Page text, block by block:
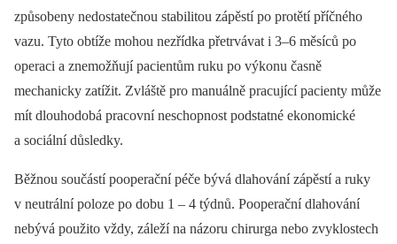
způsobeny nedostatečnou stabilitou zápěstí po protětí příčného
vazu. Tyto obtíže mohou nezřídka přetrvávat i 3–6 měsíců po
operaci a znemožňují pacientům ruku po výkonu časně
mechanicky zatížit. Zvláště pro manuálně pracující pacienty může
mít dlouhodobá pracovní neschopnost podstatné ekonomické
a sociální důsledky.
Běžnou součástí pooperační péče bývá dlahování zápěstí a ruky
v neutrální poloze po dobu 1 –⁠ 4 týdnů. Pooperační dlahování
nebývá použito vždy, záleží na názoru chirurga nebo zvyklostech